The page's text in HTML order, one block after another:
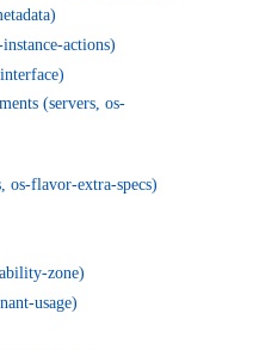
actions)
(servers, os-
os-flavor-extra-specs)
zone)
usage)